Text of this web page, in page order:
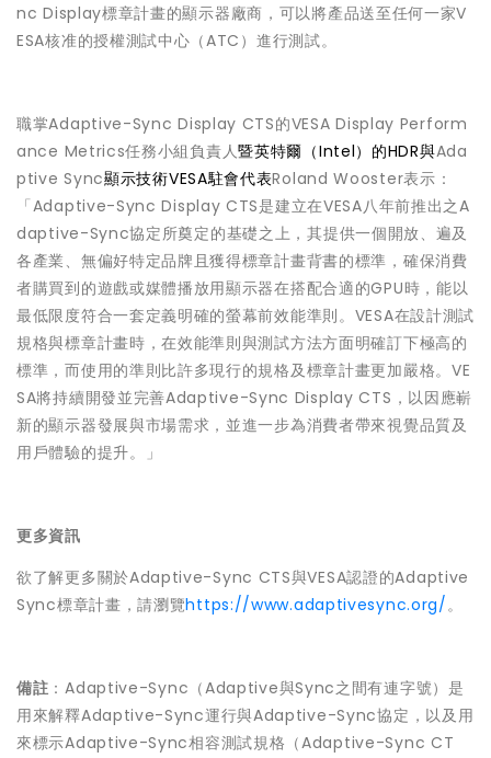
nc Display標章計畫的顯示器廠商，可以將產品送至任何一家V
ESA核准的授權測試中心（ATC）進行測試。
職掌Adaptive-Sync Display CTS的VESA Display Perform
ance Metrics任務小組負責人暨英特爾（Intel）的HDR與Ada
ptive Sync顯示技術VESA駐會代表Roland Wooster表示：
「Adaptive-Sync Display CTS是建立在VESA八年前推出之A
daptive-Sync協定所奠定的基礎之上，其提供一個開放、遍及
各產業、無偏好特定品牌且獲得標章計畫背書的標準，確保消費
者購買到的遊戲或媒體播放用顯示器在搭配合適的GPU時，能以
最低限度符合一套定義明確的螢幕前效能準則。VESA在設計測試
規格與標章計畫時，在效能準則與測試方法方面明確訂下極高的
標準，而使用的準則比許多現行的規格及標章計畫更加嚴格。VE
SA將持續開發並完善Adaptive-Sync Display CTS，以因應嶄
新的顯示器發展與市場需求，並進一步為消費者帶來視覺品質及
用戶體驗的提升。」
更多資訊
欲了解更多關於Adaptive-Sync CTS與VESA認證的Adaptive
Sync標章計畫，請瀏覽https://www.adaptivesync.org/。
備註 ：Adaptive-Sync（Adaptive與Sync之間有連字號）是
用來解釋Adaptive-Sync運行與Adaptive-Sync協定，以及用
來標示Adaptive-Sync相容測試規格（Adaptive-Sync CT